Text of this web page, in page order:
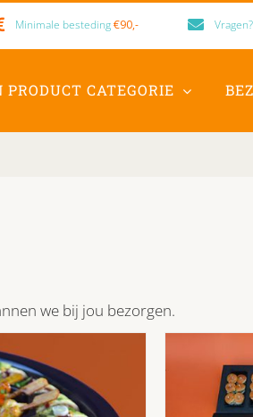
Minimale besteding€90,-
PRODUCT CATEGORIE
we bij jou bezorgen.